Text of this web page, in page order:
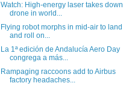
Watch: High-energy laser takes down
drone in world...
Flying robot morphs in mid-air to land
and roll on...
La 1ª edición de Andalucía Aero Day
congrega a más...
Rampaging raccoons add to Airbus
factory headaches...